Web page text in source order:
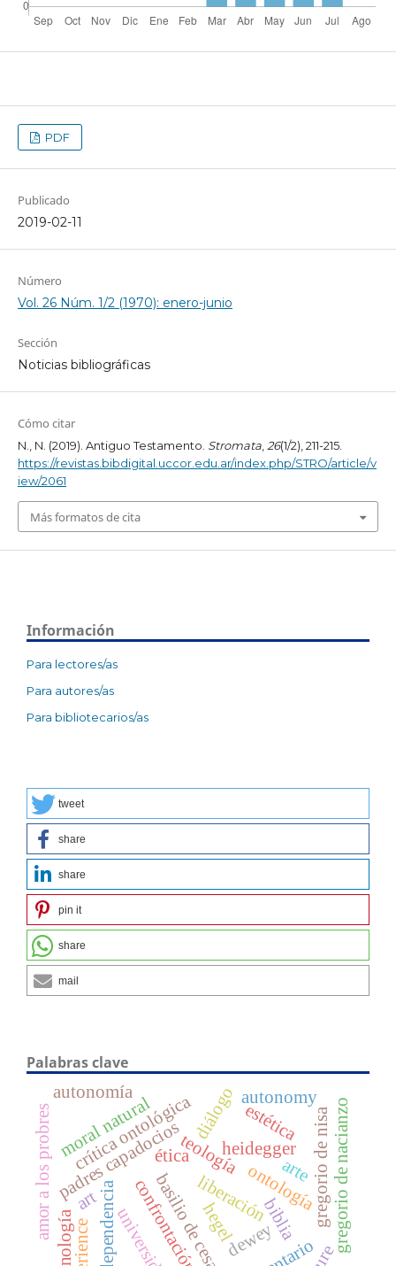
PDF
Publicado
2019-02-11
Número
Vol. 26 Núm. 1/2 (1970): enero-junio
Sección
Noticias bibliográficas
Cómo citar
N., N. (2019). Antiguo Testamento. Stromata,26(1/2), 211-215.
https://revistas.bibdigital.uccor.edu.ar/index.php/STRO/article/v
iew/2061
Más formatos de cita
Información
Para lectores/as
Para autores/as
Para bibliotecarios/as
tweet
share
share
pin it
share
mail
Palabras clave
biblia
teologíaheidegger
hegel
ontología
confrontación
padres capadocios
basilio de cesarea
gregorio de nisagregorio de nacianzo
amor a los probres dependencia
crítica ontológica
liberación
diálogo
ética
universidad
moral natural
dewey
arte
art
estética
autonomía autonomy
tecnología